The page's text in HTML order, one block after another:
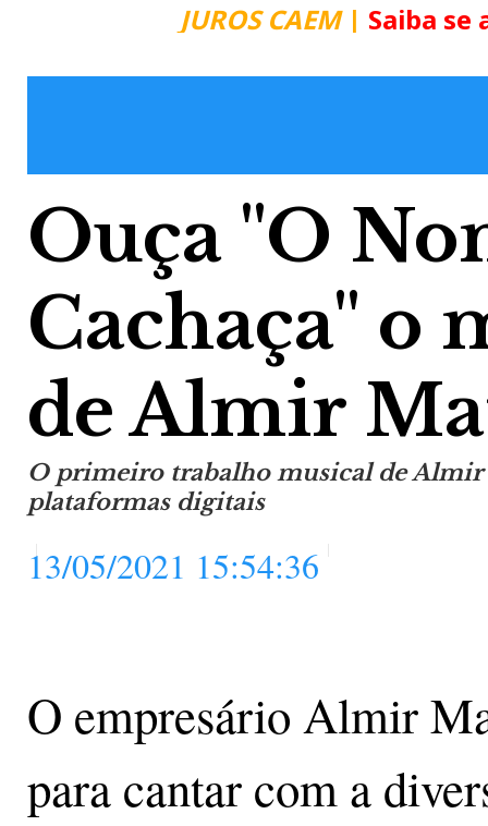
JUROS CAEM| Saiba se
Ouça "O
Cachaça" o
de Almir
O primeiro trabalho musical de
plataformas digitais
13/05/2021 15:54:36
O empresário Almir
para cantar com a